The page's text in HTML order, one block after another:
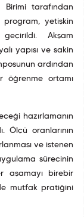
Birimi tarafından
program, yetişkin
geçirildi. Akşam
yapısı ve sakin
ardından
öğrenme ortamı
hazırlamanın
Ölçü oranlarının
ve istenen
sürecinin
aşamayı birebir
mutfak pratiğini